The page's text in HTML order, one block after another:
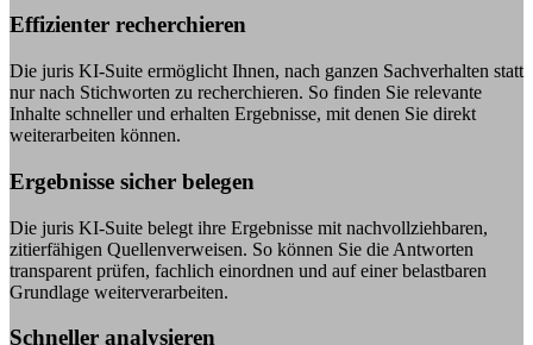
Effizienter recherchieren
Die juris KI-Suite ermöglicht Ihnen, nach ganzen Sachverhalten statt
nur nach Stichworten zu recherchieren. So finden Sie relevante
Inhalte schneller und erhalten Ergebnisse, mit denen Sie direkt
weiterarbeiten können.
Ergebnisse sicher belegen
Die juris KI-Suite belegt ihre Ergebnisse mit nachvollziehbaren,
zitierfähigen Quellenverweisen. So können Sie die Antworten
transparent prüfen, fachlich einordnen und auf einer belastbaren
Grundlage weiterverarbeiten.
Schneller analysieren